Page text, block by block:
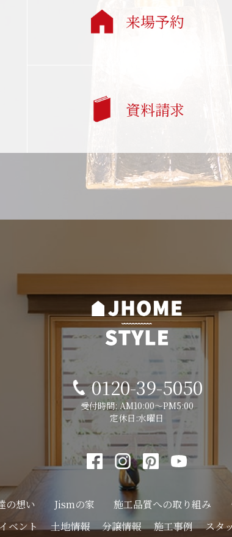
来場予約
資料請求
0120-39-5050
受付時間: AM10:00～PM5:00
定休日:水曜日
の想い Jismの家 施工品質への取り組み
ベント
土地情報 分譲情報 施工事例 スタ